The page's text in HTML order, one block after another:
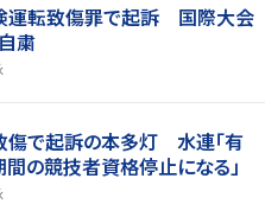
運転致傷罪で起訴 国際大会
粛
傷で起訴の本多灯 水連「有
の競技者資格停止になる」